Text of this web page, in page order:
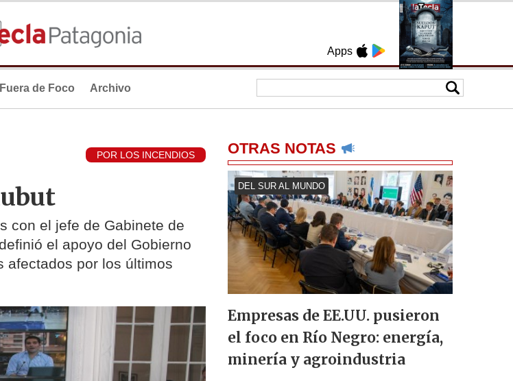
Apps
Fuera de Foco Archivo
POR LOS INCENDIOS
con el jefe de Gabinete de
el apoyo del Gobierno
afectados por los últimos
OTRAS NOTAS
DEL SUR AL MUNDO
Empresas de EE.UU. pusieron
el foco en Río Negro: energía,
minería y agroindustria